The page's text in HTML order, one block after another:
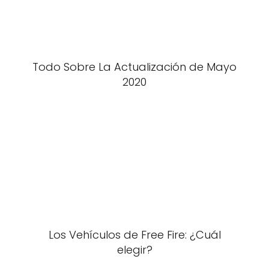
Todo Sobre La Actualización de Mayo
2020
Los Vehículos de Free Fire: ¿Cuál
elegir?